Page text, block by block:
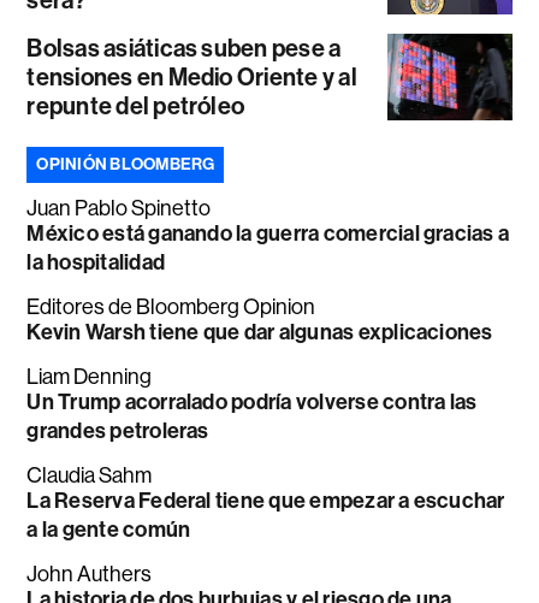
Bolsas asiáticas suben pese a
tensiones en Medio Oriente y al
repunte del petróleo
OPINIÓN BLOOMBERG
Juan Pablo Spinetto
México está ganando la guerra comercial gracias a
la hospitalidad
Editores de Bloomberg Opinion
Kevin Warsh tiene que dar algunas explicaciones
Liam Denning
Un Trump acorralado podría volverse contra las
grandes petroleras
Claudia Sahm
La Reserva Federal tiene que empezar a escuchar
a la gente común
John Authers